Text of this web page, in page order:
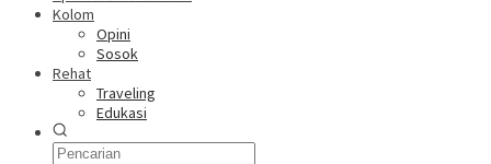
Kolom
Opini
Sosok
Rehat
Traveling
Edukasi